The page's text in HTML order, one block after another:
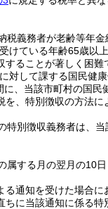
税義務者が老齢等年金
けている年齢65歳以
ることが著しく困
対して課する国民健
、当該市町村の国
、特別徴収の方法に
特別徴収義務者は、
する月の翌月の10
通知を受けた場合
ちに当該通知に係る